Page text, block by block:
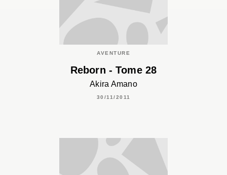
AVENTURE
Reborn - Tome 28
Akira Amano
30/11/2011